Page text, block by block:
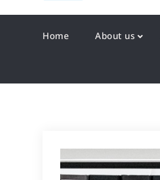
Home About us